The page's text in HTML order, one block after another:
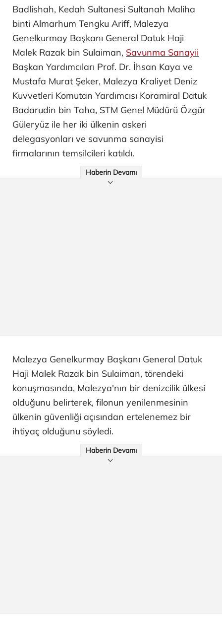
Badlishah, Kedah Sultanesi Sultanah Maliha
binti Almarhum Tengku Ariff, Malezya
Genelkurmay Başkanı General Datuk Haji
Malek Razak bin Sulaiman, Savunma Sanayii
Başkan Yardımcıları Prof. Dr. İhsan Kaya ve
Mustafa Murat Şeker, Malezya Kraliyet Deniz
Kuvvetleri Komutan Yardımcısı Koramiral Datuk
Badarudin bin Taha, STM Genel Müdürü Özgür
Güleryüz ile her iki ülkenin askeri
delegasyonları ve savunma sanayisi
firmalarının temsilcileri katıldı.
Haberin Devamı
Malezya Genelkurmay Başkanı General Datuk
Haji Malek Razak bin Sulaiman, törendeki
konuşmasında, Malezya'nın bir denizcilik ülkesi
olduğunu belirterek, filonun yenilenmesinin
ülkenin güvenliği açısından ertelenemez bir
ihtiyaç olduğunu söyledi.
Haberin Devamı